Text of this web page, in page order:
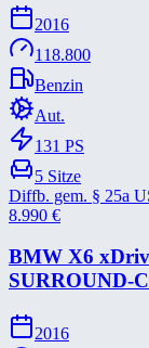
2016
118.800
Benzin
Aut.
131 PS
5 Sitze
Diffb. gem. § 25a
8.990 €
BMW X6
SURROUND-​
2016